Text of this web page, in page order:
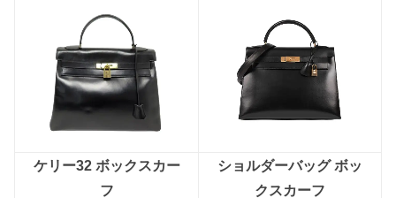
ケリー32 ボックスカー
フ
ショルダーバッグ ボッ
クスカーフ